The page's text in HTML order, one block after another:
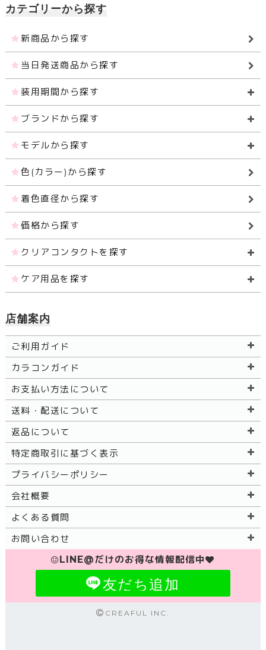
カテゴリーから探す
新商品から探す
当日発送商品から探す
装用期間から探す
ブランドから探す
モデルから探す
色(カラー)から探す
着色直径から探す
価格から探す
クリアコンタクトを探す
ケア用品を探す
店舗案内
ご利用ガイド
カラコンガイド
お支払い方法について
送料・配送について
返品について
特定商取引に基づく表示
プライバシーポリシー
会社概要
よくある質問
お問い合わせ
LINE@だけのお得な情報配信中
友だち追加
CREAFUL INC.